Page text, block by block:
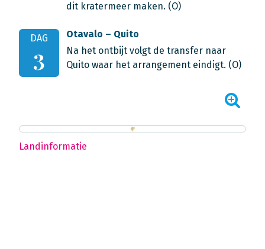
dit kratermeer maken. (O)
DAG
3
Otavalo – Quito
Na het ontbijt volgt de transfer naar
Quito waar het arrangement eindigt. (O)
Landinformatie